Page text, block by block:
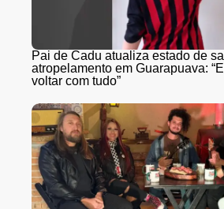
Pai de Cadu atualiza estado de
atropelamento em Guarapuava:
voltar com tudo”